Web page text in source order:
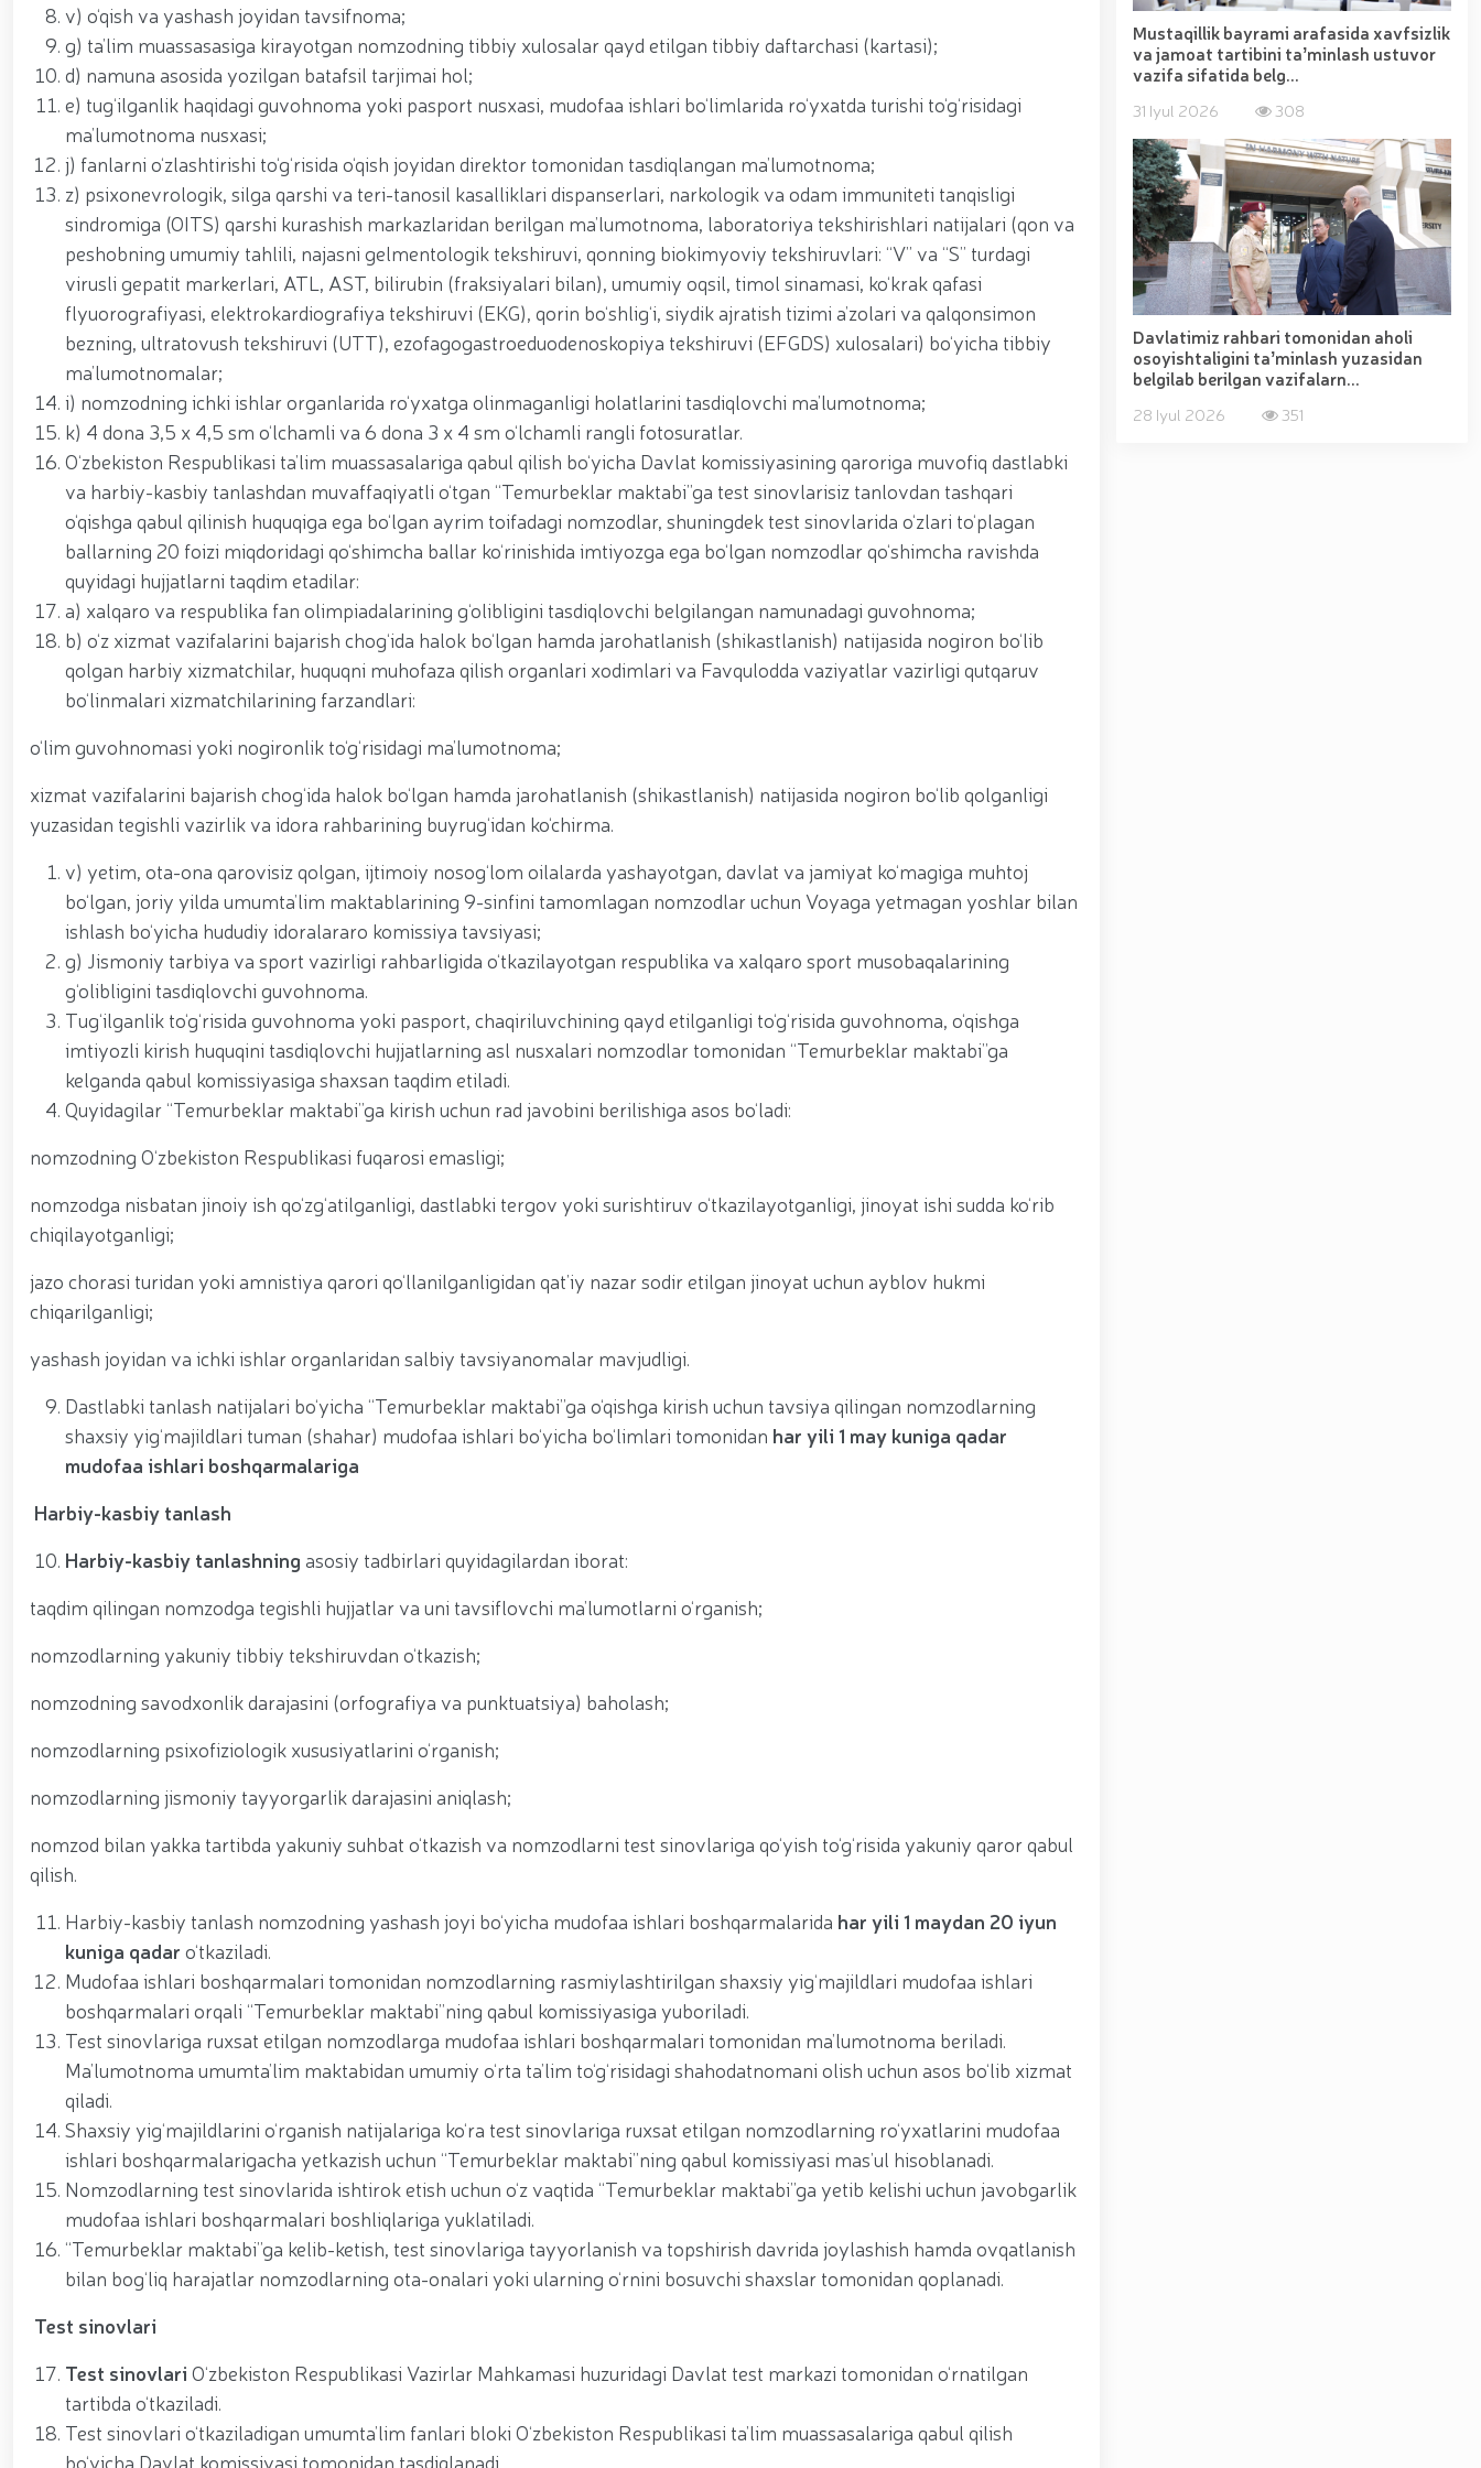
v) o‘qish va yashash joyidan tavsifnoma;
g) ta’lim muassasasiga kirayotgan nomzodning tibbiy xulosalar qayd etilgan tibbiy daftarchasi (kartasi);
d) namuna asosida yozilgan batafsil tarjimai hol;
e) tug‘ilganlik haqidagi guvohnoma yoki pasport nusxasi, mudofaa ishlari bo‘limlarida ro‘yxatda turishi to‘g‘risidagi
ma’lumotnoma nusxasi;
j) fanlarni o‘zlashtirishi to‘g‘risida o‘qish joyidan direktor tomonidan tasdiqlangan ma’lumotnoma;
z) psixonevrologik, silga qarshi va teri-tanosil kasalliklari dispanserlari, narkologik va odam immuniteti tanqisligi
sindromiga (OITS) qarshi kurashish markazlaridan berilgan ma’lumotnoma, laboratoriya tekshirishlari natijalari (qon va
peshobning umumiy tahlili, najasni gelmentologik tekshiruvi, qonning biokimyoviy tekshiruvlari: “V” va “S” turdagi
virusli gepatit markerlari, ATL, AST, bilirubin (fraksiyalari bilan), umumiy oqsil, timol sinamasi, ko‘krak qafasi
flyuorografiyasi, elektrokardiografiya tekshiruvi (EKG), qorin bo‘shlig‘i, siydik ajratish tizimi a’zolari va qalqonsimon
bezning, ultratovush tekshiruvi (UTT), ezofagogastroeduodenoskopiya tekshiruvi (EFGDS) xulosalari) bo‘yicha tibbiy
ma’lumotnomalar;
i) nomzodning ichki ishlar organlarida ro‘yxatga olinmaganligi holatlarini tasdiqlovchi ma’lumotnoma;
k) 4 dona 3,5 x 4,5 sm o‘lchamli va 6 dona 3 x 4 sm o‘lchamli rangli fotosuratlar.
O‘zbekiston Respublikasi ta’lim muassasalariga qabul qilish bo‘yicha Davlat komissiyasining qaroriga muvofiq dastlabki
va harbiy-kasbiy tanlashdan muvaffaqiyatli o‘tgan “Temurbeklar maktabi”ga test sinovlarisiz tanlovdan tashqari
o‘qishga qabul qilinish huquqiga ega bo‘lgan ayrim toifadagi nomzodlar, shuningdek test sinovlarida o‘zlari to‘plagan
ballarning 20 foizi miqdoridagi qo‘shimcha ballar ko‘rinishida imtiyozga ega bo‘lgan nomzodlar qo‘shimcha ravishda
quyidagi hujjatlarni taqdim etadilar:
a) xalqaro va respublika fan olimpiadalarining g‘olibligini tasdiqlovchi belgilangan namunadagi guvohnoma;
b) o‘z xizmat vazifalarini bajarish chog‘ida halok bo‘lgan hamda jarohatlanish (shikastlanish) natijasida nogiron bo‘lib
qolgan harbiy xizmatchilar, huquqni muhofaza qilish organlari xodimlari va Favqulodda vaziyatlar vazirligi qutqaruv
bo‘linmalari xizmatchilarining farzandlari:
o‘lim guvohnomasi yoki nogironlik to‘g‘risidagi ma’lumotnoma;
xizmat vazifalarini bajarish chog‘ida halok bo‘lgan hamda jarohatlanish (shikastlanish) natijasida nogiron bo‘lib qolganligi
yuzasidan tegishli vazirlik va idora rahbarining buyrug‘idan ko‘chirma.
v) yetim, ota-ona qarovisiz qolgan, ijtimoiy nosog‘lom oilalarda yashayotgan, davlat va jamiyat ko‘magiga muhtoj
bo‘lgan, joriy yilda umumta’lim maktablarining 9-sinfini tamomlagan nomzodlar uchun Voyaga yetmagan yoshlar bilan
ishlash bo‘yicha hududiy idoralararo komissiya tavsiyasi;
g) Jismoniy tarbiya va sport vazirligi rahbarligida o‘tkazilayotgan respublika va xalqaro sport musobaqalarining
g‘olibligini tasdiqlovchi guvohnoma.
Tug‘ilganlik to‘g‘risida guvohnoma yoki pasport, chaqiriluvchining qayd etilganligi to‘g‘risida guvohnoma, o‘qishga
imtiyozli kirish huquqini tasdiqlovchi hujjatlarning asl nusxalari nomzodlar tomonidan “Temurbeklar maktabi”ga
kelganda qabul komissiyasiga shaxsan taqdim etiladi.
Quyidagilar “Temurbeklar maktabi”ga kirish uchun rad javobini berilishiga asos bo‘ladi:
nomzodning O‘zbekiston Respublikasi fuqarosi emasligi;
nomzodga nisbatan jinoiy ish qo‘zg‘atilganligi, dastlabki tergov yoki surishtiruv o‘tkazilayotganligi, jinoyat ishi sudda ko‘rib
chiqilayotganligi;
jazo chorasi turidan yoki amnistiya qarori qo‘llanilganligidan qat’iy nazar sodir etilgan jinoyat uchun ayblov hukmi
chiqarilganligi;
yashash joyidan va ichki ishlar organlaridan salbiy tavsiyanomalar mavjudligi.
Dastlabki tanlash natijalari bo‘yicha “Temurbeklar maktabi”ga o‘qishga kirish uchun tavsiya qilingan nomzodlarning
shaxsiy yig‘majildlari tuman (shahar) mudofaa ishlari bo‘yicha bo‘limlari tomonidan har yili 1 may kuniga qadar
mudofaa ishlari boshqarmalariga
Harbiy-kasbiy tanlash
Harbiy-kasbiy tanlashning asosiy tadbirlari quyidagilardan iborat:
taqdim qilingan nomzodga tegishli hujjatlar va uni tavsiflovchi ma’lumotlarni o‘rganish;
nomzodlarning yakuniy tibbiy tekshiruvdan o‘tkazish;
nomzodning savodxonlik darajasini (orfografiya va punktuatsiya) baholash;
nomzodlarning psixofiziologik xususiyatlarini o‘rganish;
nomzodlarning jismoniy tayyorgarlik darajasini aniqlash;
nomzod bilan yakka tartibda yakuniy suhbat o‘tkazish va nomzodlarni test sinovlariga qo‘yish to‘g‘risida yakuniy qaror qabul
qilish.
Harbiy-kasbiy tanlash nomzodning yashash joyi bo‘yicha mudofaa ishlari boshqarmalarida har yili 1 maydan 20 iyun
kuniga qadar o‘tkaziladi.
Mudofaa ishlari boshqarmalari tomonidan nomzodlarning rasmiylashtirilgan shaxsiy yig‘majildlari mudofaa ishlari
boshqarmalari orqali “Temurbeklar maktabi”ning qabul komissiyasiga yuboriladi.
Test sinovlariga ruxsat etilgan nomzodlarga mudofaa ishlari boshqarmalari tomonidan ma’lumotnoma beriladi.
Ma’lumotnoma umumta’lim maktabidan umumiy o‘rta ta’lim to‘g‘risidagi shahodatnomani olish uchun asos bo‘lib xizmat
qiladi.
Shaxsiy yig‘majildlarini o‘rganish natijalariga ko‘ra test sinovlariga ruxsat etilgan nomzodlarning ro‘yxatlarini mudofaa
ishlari boshqarmalarigacha yetkazish uchun “Temurbeklar maktabi”ning qabul komissiyasi mas’ul hisoblanadi.
Nomzodlarning test sinovlarida ishtirok etish uchun o‘z vaqtida “Temurbeklar maktabi”ga yetib kelishi uchun javobgarlik
mudofaa ishlari boshqarmalari boshliqlariga yuklatiladi.
“Temurbeklar maktabi”ga kelib-ketish, test sinovlariga tayyorlanish va topshirish davrida joylashish hamda ovqatlanish
bilan bog‘liq harajatlar nomzodlarning ota-onalari yoki ularning o‘rnini bosuvchi shaxslar tomonidan qoplanadi.
Test sinovlari
Test sinovlari O‘zbekiston Respublikasi Vazirlar Mahkamasi huzuridagi Davlat test markazi tomonidan o‘rnatilgan
tartibda o‘tkaziladi.
Test sinovlari o‘tkaziladigan umumta’lim fanlari bloki O‘zbekiston Respublikasi ta’lim muassasalariga qabul qilish
bo‘yicha Davlat komissiyasi tomonidan tasdiqlanadi.
Mustaqillik bayrami arafasida xavfsizlik
va jamoat tartibini taʼminlash ustuvor
vazifa sifatida belg...
31 Iyul 2026 308
Davlatimiz rahbari tomonidan aholi
osoyishtaligini taʼminlash yuzasidan
belgilab berilgan vazifalarn...
28 Iyul 2026 351